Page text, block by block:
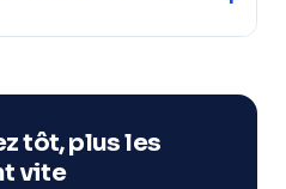
tôt, plus les
vite